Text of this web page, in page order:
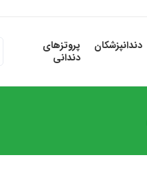
دندانپزشکان
پروتزهای
دندانی